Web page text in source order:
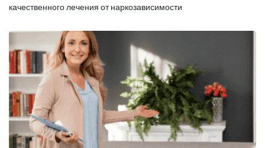
качественного лечения от наркозависимости